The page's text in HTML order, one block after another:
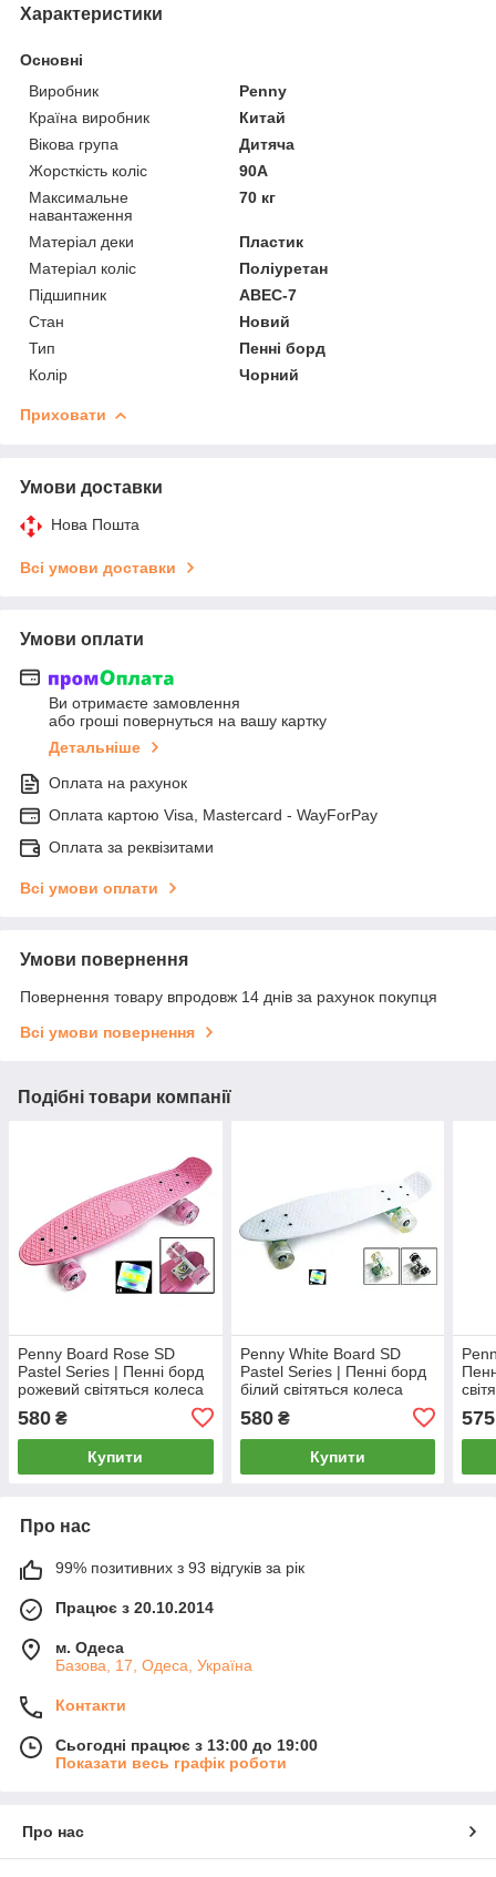
Характеристики
Основні
Виробник
Penny
Країна виробник
Китай
Вікова група
Дитяча
Жорсткість коліс
90А
Максимальне
навантаження
70 кг
Матеріал деки
Пластик
Матеріал коліс
Поліуретан
Підшипник
ABEC-7
Стан
Новий
Тип
Пенні борд
Колір
Чорний
Приховати
Умови доставки
Нова Пошта
Всі умови доставки
Умови оплати
Ви отримаєте замовлення
або гроші повернуться на вашу картку
Детальніше
Оплата на рахунок
Оплата картою Visa, Mastercard - WayForPay
Оплата за реквізитами
Всі умови оплати
Умови повернення
Повернення товару впродовж 14 днів за рахунок покупця
Всі умови повернення
Подібні товари компанії
Penny Board Rose SD
Pastel Series | Пенні борд
рожевий світяться колеса
580 ₴
Купити
Penny White Board SD
Pastel Series | Пенні борд
білий світяться колеса
(657503712)
580₴
Купити
575
Про нас
99% позитивних з 93 відгуків за рік
Працює з 20.10.2014
м. Одеса
Базова, 17, Одеса, Україна
Контакти
Сьогодні працює з 13:00 до 19:00
Показати весь графік роботи
Про нас